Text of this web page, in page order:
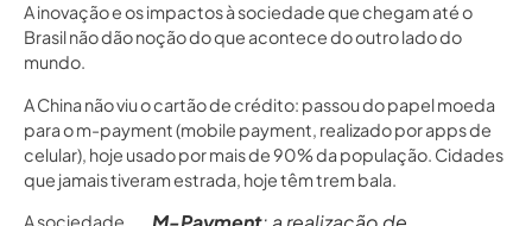
A inovação e os impactos à sociedade que chegam até o
Brasil não dão noção do que acontece do outro lado do
mundo.
A China não viu o cartão de crédito: passou do papel moeda
para o m-payment (mobile payment, realizado por apps de
celular), hoje usado por mais de 90% da população. Cidades
que jamais tiveram estrada, hoje têm trem bala.
A sociedade